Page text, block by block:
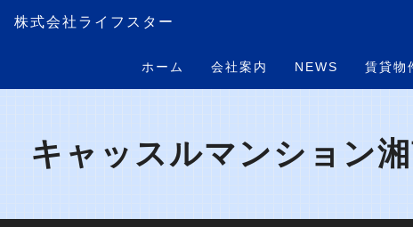
株式会社ライフスター
ホーム 会社案内 NEWS 賃貸物
キャッスルマンション